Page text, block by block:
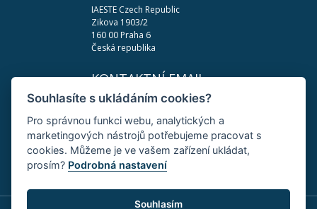
IAESTE Czech Republic
Zikova 1903/2
160 00 Praha 6
Česká republika
KONTAKTNÍ EMAIL
podpora@ikariera.cz
DŮLEŽITÉ ODKAZY
Zásady ochrany osobních údajů
Změnit nastavení cookies
Souhlasíte s ukládáním cookies?
Pro správnou funkci webu, analytických a
marketingových nástrojů potřebujeme pracovat s
cookies. Můžeme je ve vašem zařízení ukládat,
prosím? Podrobná nastavení
Souhlasím